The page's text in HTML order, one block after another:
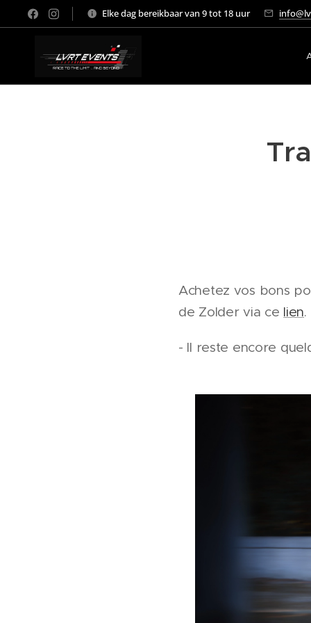
Elke dag bereikbaar van 9 tot 18 uur
Achetez vos bons
de Zolder via ce lien
- Il reste encore